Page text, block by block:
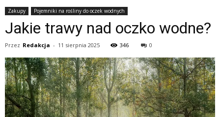
Zakupy Pojemniki na rośliny do oczek wodnych
Jakie trawy nad oczko wodne?
Przez Redakcja - 11 sierpnia 2025 346 0